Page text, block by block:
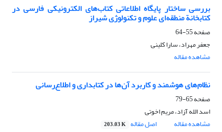
بررسی ساختار پایگاه اطلاعاتی کتاب‌های الکترونیکی فارسی در
کتابخانة منطقه‌ای علوم و تکنولوژی شیراز
صفحه55-64
جعفر مهراد، سارا کلینی
مشاهده مقاله
نظام‌های هوشمند و کاربرد آن‌ها در کتابداری و اطلاع‌رسانی
صفحه65-79
اسد الله آزاد، مریم اخوتی
مشاهده مقاله
اصل مقاله 203.03 K